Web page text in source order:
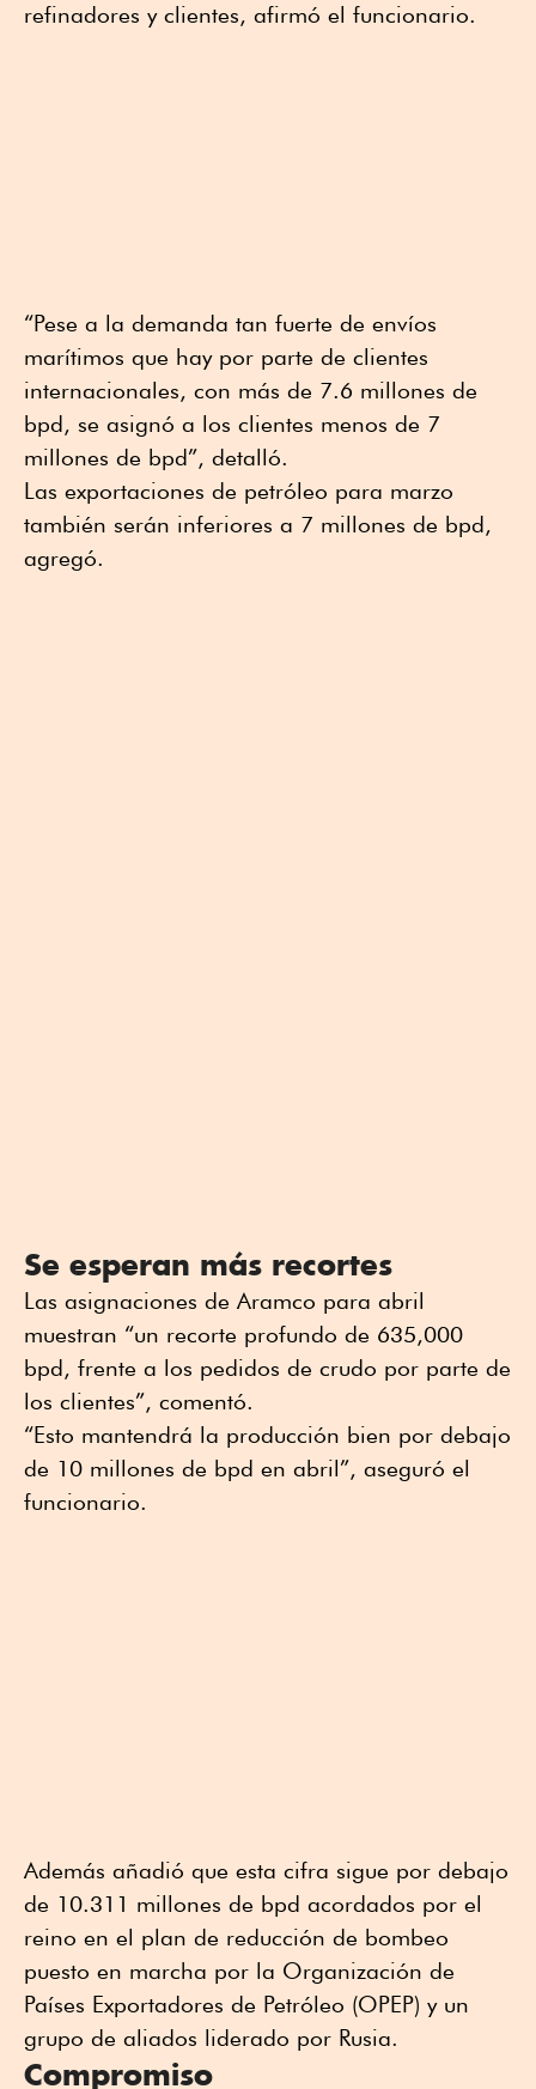
refinadores y clientes, afirmó el funcionario.
“Pese a la demanda tan fuerte de envíos
marítimos que hay por parte de clientes
internacionales, con más de 7.6 millones de
bpd, se asignó a los clientes menos de 7
millones de bpd”, detalló.
Las exportaciones de petróleo para marzo
también serán inferiores a 7 millones de bpd,
agregó.
Se esperan más recortes
Las asignaciones de Aramco para abril
muestran “un recorte profundo de 635,000
bpd, frente a los pedidos de crudo por parte de
los clientes”, comentó.
“Esto mantendrá la producción bien por debajo
de 10 millones de bpd en abril”, aseguró el
funcionario.
Además añadió que esta cifra sigue por debajo
de 10.311 millones de bpd acordados por el
reino en el plan de reducción de bombeo
puesto en marcha por la Organización de
Países Exportadores de Petróleo (OPEP) y un
grupo de aliados liderado por Rusia.
Compromiso